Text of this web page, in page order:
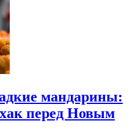
мандарины:
перед Новым